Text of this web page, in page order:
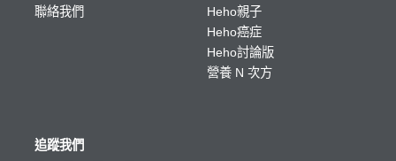
聯絡我們
Heho親子
Heho癌症
Heho討論版
營養 N 次方
追蹤我們